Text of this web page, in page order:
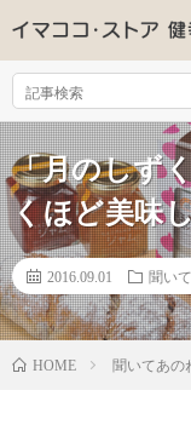
「月のしず
くほど美味
2016.09.01 聞い
HOME 聞いてあの